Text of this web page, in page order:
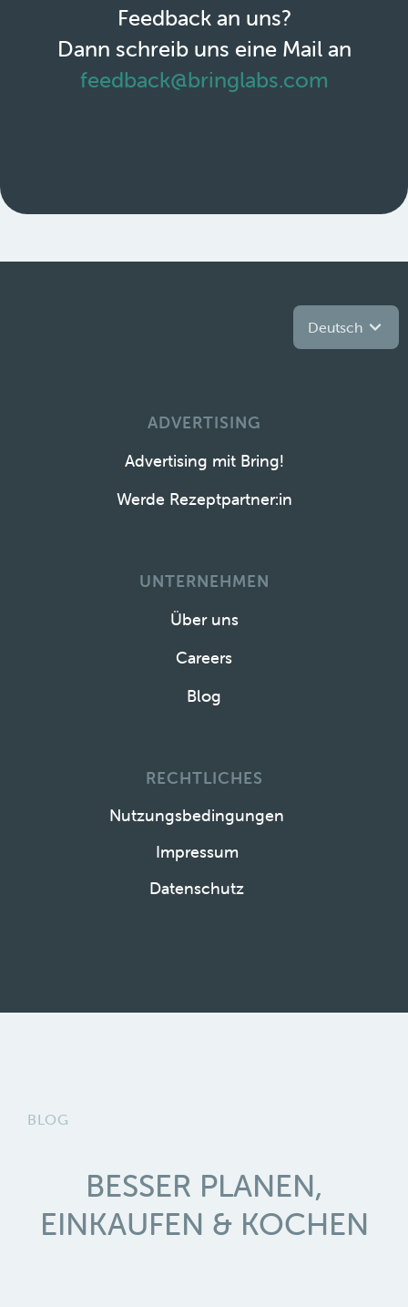
Feedback an uns?
Dann schreib uns eine Mail an
feedback@bringlabs.com
Deutsch
ADVERTISING
Advertising mit Bring!
Werde Rezeptpartner:in
UNTERNEHMEN
Über uns
Careers
Blog
RECHTLICHES
Nutzungsbedingungen
Impressum
Datenschutz
BLOG
BESSER PLANEN,
EINKAUFEN & KOCHEN